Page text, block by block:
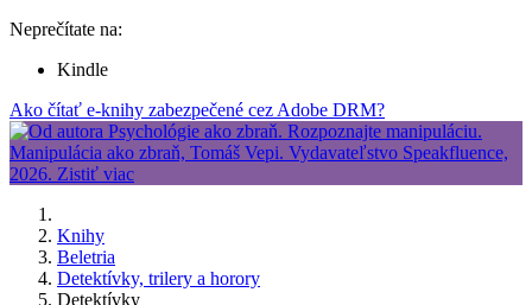
Neprečítate na:
Kindle
Ako čítať e-knihy zabezpečené cez Adobe DRM?
Knihy
Beletria
Detektívky, trilery a horory
Detektívky